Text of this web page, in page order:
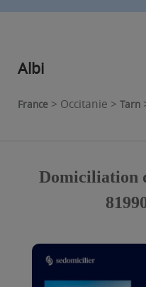
Albi
France > Occitanie > Tarn
Domiciliation